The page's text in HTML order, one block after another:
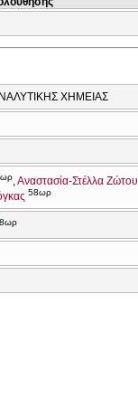
ΧΗΜΕΙΑΣ
Αναστασία-Στέλλα Ζώτου
58ωρ
8ωρ